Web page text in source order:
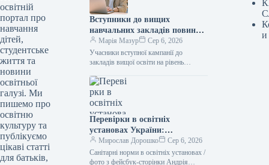
освітній
портал про
навчання
дітей,
студентське
життя та
новини
освітньої
галузі. Ми
пишемо про
освітню
культуру та
публікуємо
цікаві статті
для батьків,
Вступники до вищих
навчальних закладів повинні
виконати умови для
зарахування до 11 серпня.
Марія Мазур
Сер 6, 2026
Учасники вступної кампанії до
закладів вищої освіти на рівень
рекомендацію щодо зарахування на
бюджетні або контрактні місця…
Перевірки в освітніх
установах України:
відповідність санітарним
нормам
Мирослав Дорошко
Сер 6, 2026
Санітарні норми в освітніх установах /
фото з фейсбук-сторінки Андрія
и